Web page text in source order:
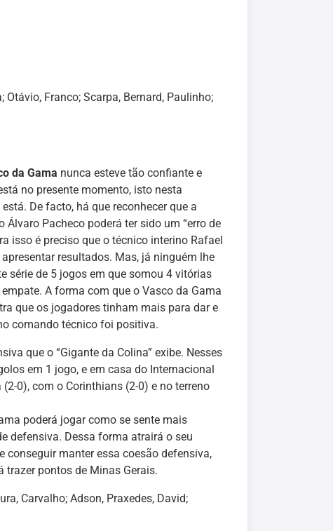
Otávio, Franco; Scarpa, Bernard, Paulinho;
da Gama nunca esteve tão confiante e
no presente momento, isto nesta
De facto, há que reconhecer que a
Álvaro Pacheco poderá ter sido um “erro de
isso é preciso que o técnico interino Rafael
resultados. Mas, já ninguém lhe
série de 5 jogos em que somou 4 vitórias
A forma com que o Vasco da Gama
que os jogadores tinham mais para dar e
comando técnico foi positiva.
que o “Gigante da Colina” exibe. Nesses
em 1 jogo, e em casa do Internacional
0), com o Corinthians (2-0) e no terreno
poderá jogar como se sente mais
defensiva. Dessa forma atrairá o seu
conseguir manter essa coesão defensiva,
trazer pontos de Minas Gerais.
Carvalho; Adson, Praxedes, David;